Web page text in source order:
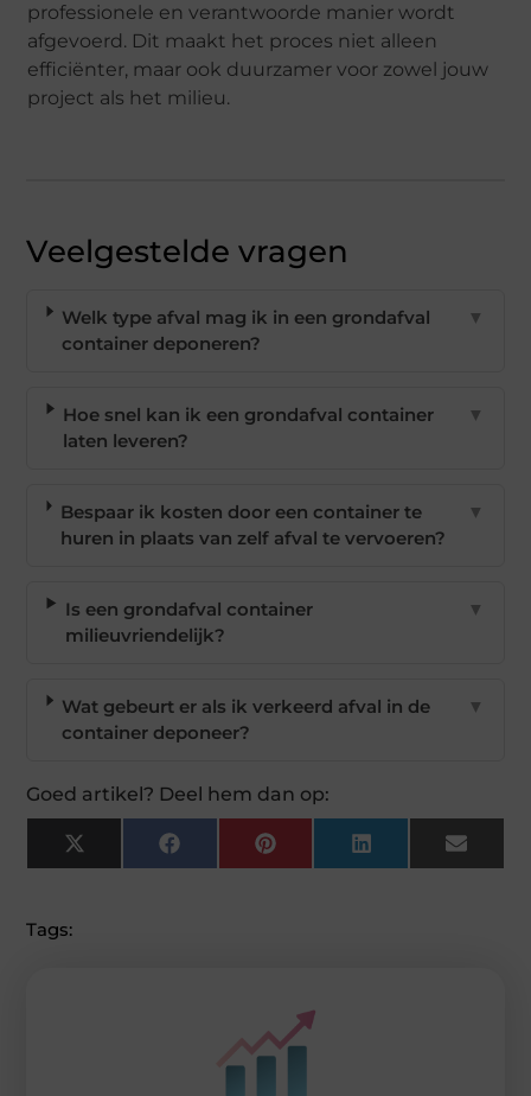
professionele en verantwoorde manier wordt
afgevoerd. Dit maakt het proces niet alleen
efficiënter, maar ook duurzamer voor zowel jouw
project als het milieu.
Veelgestelde vragen
Welk type afval mag ik in een grondafval
container deponeren?
▼
Hoe snel kan ik een grondafval container
laten leveren?
▼
Bespaar ik kosten door een container te
huren in plaats van zelf afval te vervoeren?
▼
Is een grondafval container
milieuvriendelijk?
▼
Wat gebeurt er als ik verkeerd afval in de
container deponeer?
▼
Goed artikel? Deel hem dan op:
X
(Twitter)
FacebookPinterest LinkedIn Email
Tags: